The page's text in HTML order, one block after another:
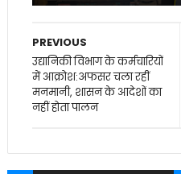
PREVIOUS
उद्यानिकी विभाग के कर्मचारियों
में आक्रोश:अफसर चला रहीं
मनमानी, शासन के आदेशों का
नहीं होता पालन